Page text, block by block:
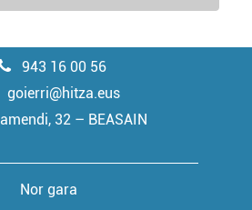
943 16 00 56
goierri@hitza.eus
32 – BEASAIN
Nor gara